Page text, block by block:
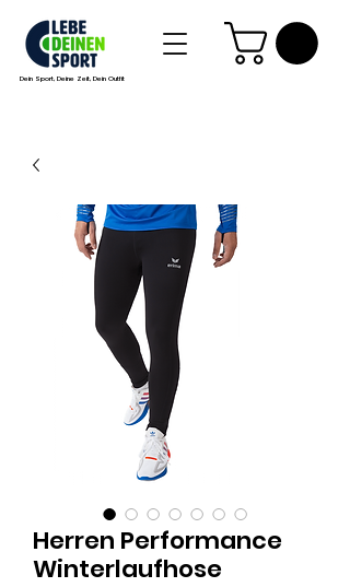
Dein Sport, Deine Zeit, Dein Outfit
Herren Performance
Winterlaufhose